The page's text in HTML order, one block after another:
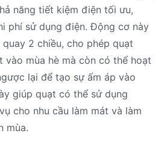
năng tiết kiệm điện tối ưu,
phí sử dụng điện. Động cơ này
2 chiều, cho phép quạt
vào mùa hè mà còn có thể hoạt
lại để tạo sự ấm áp vào
giúp quạt có thể sử dụng
cho nhu cầu làm mát và làm
mùa.